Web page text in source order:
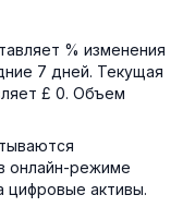
% изменения
7 дней. Текущая
£ 0. Объем
онлайн-режиме
цифровые активы.